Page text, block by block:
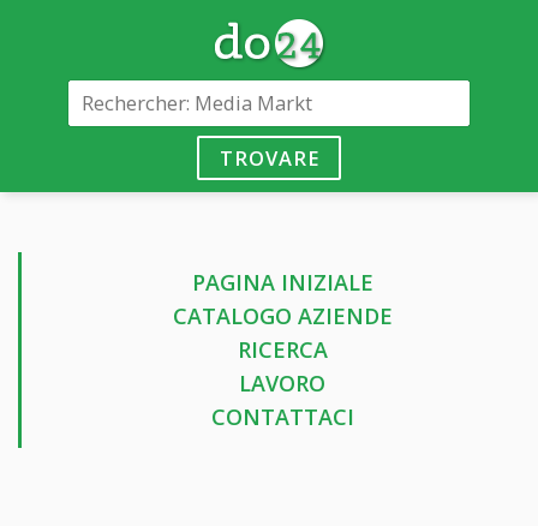
TROVARE
PAGINA INIZIALE
CATALOGO AZIENDE
RICERCA
LAVORO
CONTATTACI